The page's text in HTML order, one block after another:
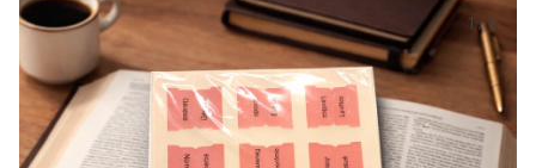
1 /6